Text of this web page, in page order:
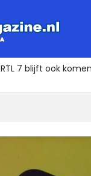
RTL 7 blijft ook